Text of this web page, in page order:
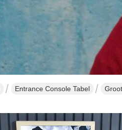
Entrance Console Tabel